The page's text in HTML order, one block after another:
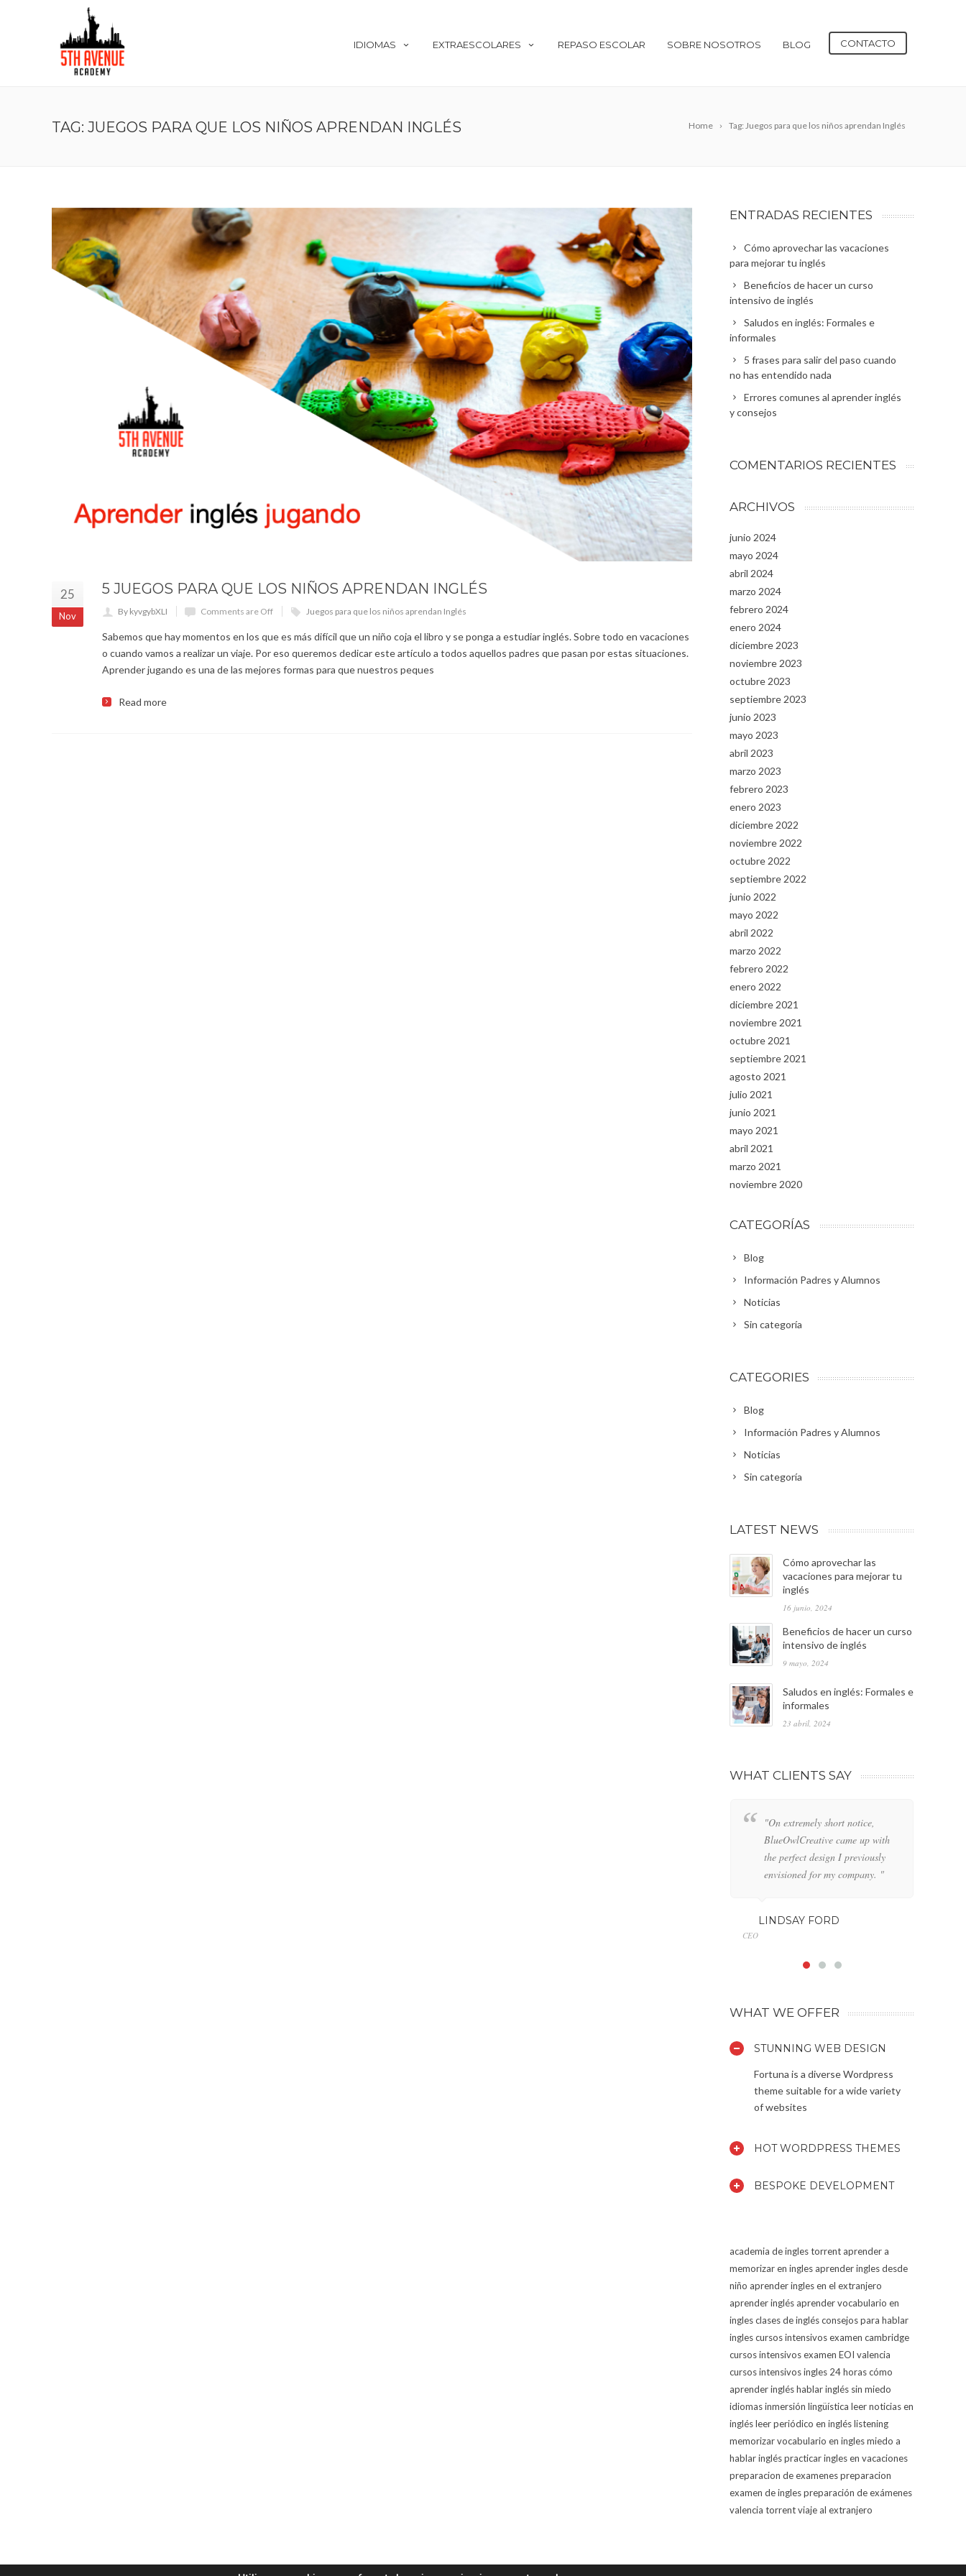
IDIOMAS EXTRAESCOLARES REPASO ESCOLAR SOBRE NOSOTROS BLOG CONTACTO
Home Tag: Juegos para que los niños aprendan Inglés
TAG: JUEGOS PARA QUE LOS NIÑOS APRENDAN INGLÉS
25
Nov
5 JUEGOS PARA QUE LOS NIÑOS APRENDAN INGLÉS
By kyvgybXLI Comments are Off Juegos para que los niños aprendan Inglés
Sabemos que hay momentos en los que es más difícil que un niño coja el libro y se ponga a estudiar inglés. Sobre todo en vacaciones
o cuando vamos a realizar un viaje. Por eso queremos dedicar este artículo a todos aquellos padres que pasan por estas situaciones.
Aprender jugando es una de las mejores formas para que nuestros peques
Read more
ENTRADAS RECIENTES
Cómo aprovechar las vacaciones
para mejorar tu inglés
Beneficios de hacer un curso
intensivo de inglés
Saludos en inglés: Formales e
informales
5 frases para salir del paso cuando
no has entendido nada
Errores comunes al aprender inglés
y consejos
COMENTARIOS RECIENTES
ARCHIVOS
junio 2024
mayo 2024
abril 2024
marzo 2024
febrero 2024
enero 2024
diciembre 2023
noviembre 2023
octubre 2023
septiembre 2023
junio 2023
mayo 2023
abril 2023
marzo 2023
febrero 2023
enero 2023
diciembre 2022
noviembre 2022
octubre 2022
septiembre 2022
junio 2022
mayo 2022
abril 2022
marzo 2022
febrero 2022
enero 2022
diciembre 2021
noviembre 2021
octubre 2021
septiembre 2021
agosto 2021
julio 2021
junio 2021
mayo 2021
abril 2021
marzo 2021
noviembre 2020
CATEGORÍAS
Blog
Información Padres y Alumnos
Noticias
Sin categoría
CATEGORIES
Blog
Información Padres y Alumnos
Noticias
Sin categoría
LATEST NEWS
Cómo aprovechar las
vacaciones para mejorar tu
inglés
16 junio, 2024
Beneficios de hacer un curso
intensivo de inglés
9 mayo, 2024
Saludos en inglés: Formales e
informales
23 abril, 2024
WHAT CLIENTS SAY
"On extremely short notice,
BlueOwlCreative came up with
the perfect design I previously
envisioned for my company. "
LINDSAY FORD
CEO
WHAT WE OFFER
STUNNING WEB DESIGN
Fortuna is a diverse Wordpress
theme suitable for a wide variety
of websites
HOT WORDPRESS THEMES
BESPOKE DEVELOPMENT
academia de ingles torrent aprender a
memorizar en ingles aprender ingles desde
niño aprender ingles en el extranjero
aprender inglés aprender vocabulario en
inglesclases de inglésconsejos para hablar
inglescursos intensivos examen cambridge
cursos intensivos examen EOI valencia
cursos intensivos ingles 24 horascómo
aprender ingléshablar inglés sin miedo
idiomasinmersión lingüística leer noticias en
inglésleer periódico en ingléslistening
memorizar vocabulario en inglesmiedo a
hablar ingléspracticar ingles en vacaciones
preparacion de examenespreparacion
examen de inglespreparación de exámenes
valencia torrentviaje al extranjero